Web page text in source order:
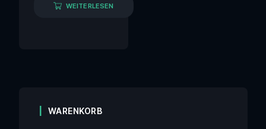
WEITERLESEN
WARENKORB